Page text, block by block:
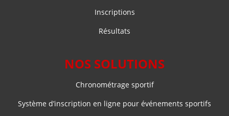
Inscriptions
Résultats
NOS SOLUTIONS
Chronométrage sportif
Système d’inscription en ligne pour événements sportifs